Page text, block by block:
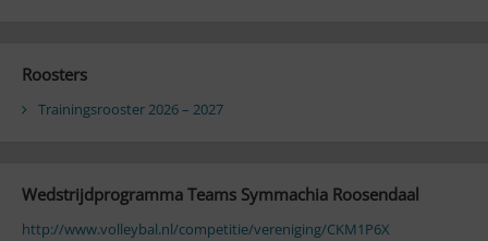
Roosters
Trainingsrooster 2026 – 2027
Wedstrijdprogramma Teams Symmachia Roosendaal
http://www.volleybal.nl/competitie/vereniging/CKM1P6X